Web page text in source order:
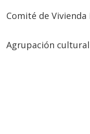
Comité de
Agrupación cultural